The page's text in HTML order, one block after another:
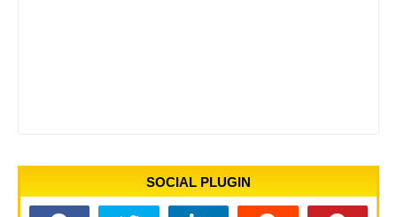
SOCIAL PLUGIN